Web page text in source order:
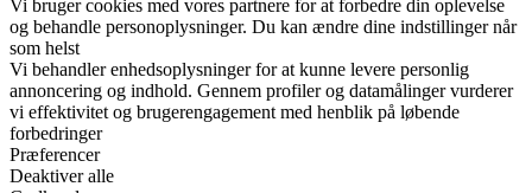
Vi bruger cookies med vores partnere for at forbedre din oplevelse
og behandle personoplysninger. Du kan ændre dine indstillinger når
som helst
Vi behandler enhedsoplysninger for at kunne levere personlig
annoncering og indhold. Gennem profiler og datamålinger vurderer
vi effektivitet og brugerengagement med henblik på løbende
forbedringer
Præferencer
Deaktiver alle